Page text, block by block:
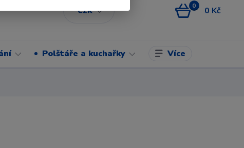
CZK
0 0 Kč
Polštáře a kuchařky Více